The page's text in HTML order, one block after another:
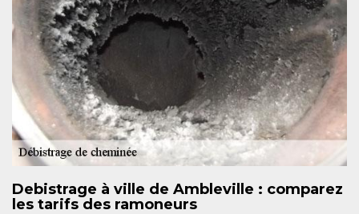
Debistrage à ville de Ambleville : comparez
les tarifs des ramoneurs